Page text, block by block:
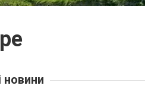
новини